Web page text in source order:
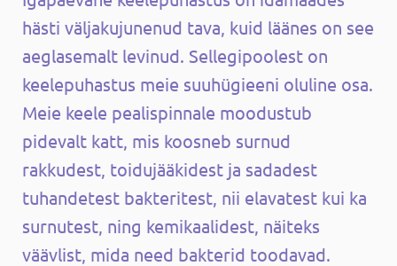
hästi väljakujunenud tava, kuid läänes on see
aeglasemalt levinud. Sellegipoolest on
keelepuhastus meie suuhügieeni oluline osa.
Meie keele pealispinnale moodustub
pidevalt katt, mis koosneb surnud
rakkudest, toidujääkidest ja sadadest
tuhandetest bakteritest, nii elavatest kui ka
surnutest, ning kemikaalidest, näiteks
väävlist, mida need bakterid toodavad.